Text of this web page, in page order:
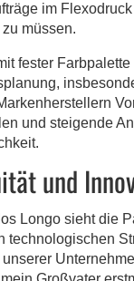
im
müssen.
fester
und steigende
und
Longo sieht die
technologischen